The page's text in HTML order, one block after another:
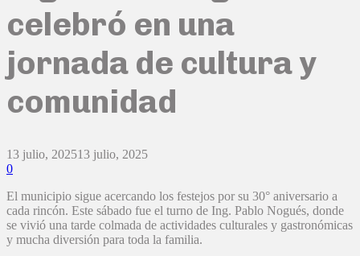
celebró en una
jornada de cultura y
comunidad
13 julio, 202513 julio, 2025
0
El municipio sigue acercando los festejos por su 30° aniversario a
cada rincón. Este sábado fue el turno de Ing. Pablo Nogués, donde
se vivió una tarde colmada de actividades culturales y gastronómicas
y mucha diversión para toda la familia.